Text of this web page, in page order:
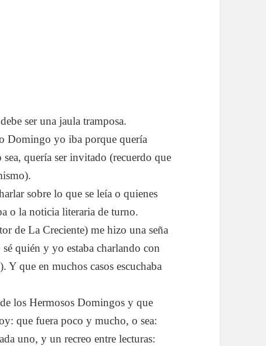
ser una jaula tramposa.
Domingo yo iba porque quería
quería ser invitado (recuerdo que
sobre lo que se leía o quienes
o la noticia literaria de turno.
de La Creciente) me hizo una seña
quién y yo estaba charlando con
que en muchos casos escuchaba
los Hermosos Domingos y que
que fuera poco y mucho, o sea:
uno, y un recreo entre lecturas: